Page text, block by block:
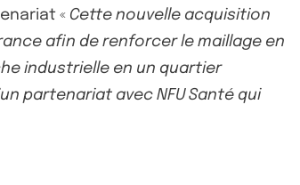
« Cette nouvelle acquisition
afin de renforcer le maillage en
industrielle en un quartier
partenariat avec NFU Santé qui